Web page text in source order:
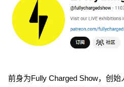
前身为Fully Charged Show，创